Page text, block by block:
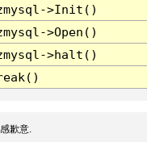
>Init()
>Open()
>halt()
歉意.